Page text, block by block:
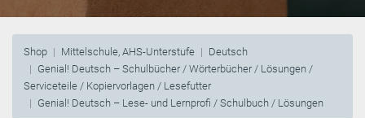
Shop Mittelschule, AHS-Unterstufe
Deutsch
Genial! Deutsch – Schulbücher / Wörterbücher / Lösungen /
Serviceteile / Kopiervorlagen / Lesefutter
Genial! Deutsch – Lese- und Lernprofi / Schulbuch / Lösungen